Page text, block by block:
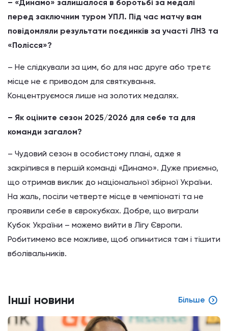
– «Динамо» залишалося в боротьбі за медалі
перед заключним туром УПЛ. Під час матчу вам
повідомляли результати поєдинків за участі ЛНЗ та
«Полісся»?
– Не слідкували за цим, бо для нас друге або третє
місце не є приводом для святкування.
Концентруємося лише на золотих медалях.
– Як оціните сезон 2025/2026 для себе та для
команди загалом?
– Чудовий сезон в особистому плані, адже я
закріпився в першій команді «Динамо». Дуже приємно,
що отримав виклик до національної збірної України.
На жаль, посіли четверте місце в чемпіонаті та не
проявили себе в єврокубках. Добре, що виграли
Кубок України – можемо вийти в Лігу Європи.
Робитимемо все можливе, щоб опинитися там і тішити
вболівальників.
Інші новини Більше